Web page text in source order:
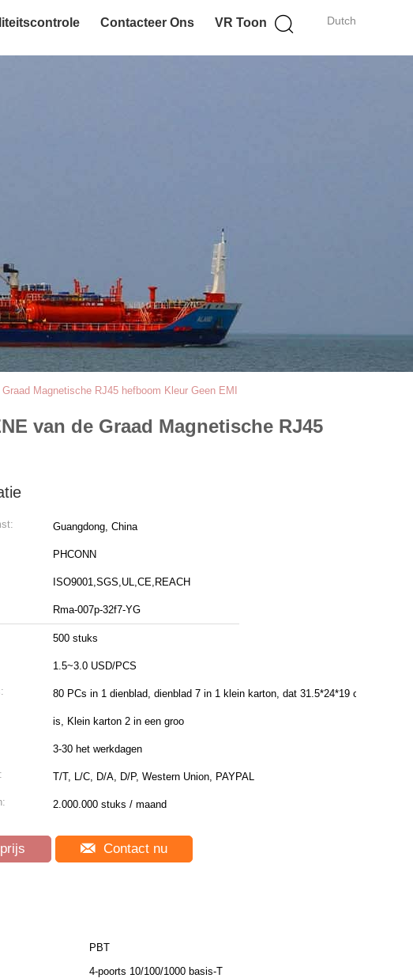
Dutch
Contacteer Ons VR Toon
Magnetische RJ45 hefboom Kleur Geen EMI
van de Graad Magnetische RJ45
Guangdong, China
PHCONN
ISO9001,SGS,UL,CE,REACH
Rma-007p-32f7-YG
500 stuks
1.5~3.0 USD/PCS
80 PCs in 1 dienblad, dienblad 7 in 1 klein karton, dat 31.5*24*19 cm
is, Klein karton 2 in een groo
3-30 het werkdagen
T/T, L/C, D/A, D/P, Western Union, PAYPAL
2.000.000 stuks / maand
Contact nu
PBT
4-poorts 10/100/1000 basis-T